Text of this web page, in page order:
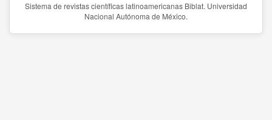
Sistema de revistas científicas latinoamericanas Biblat. Universidad
Nacional Autónoma de México.